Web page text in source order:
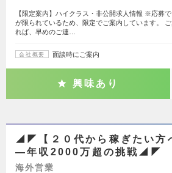
【限定案内】ハイクラス・非公開求人情報 ※応募
が限られているため、限定でご案内しています。
れば、早めのご連…
会社概要 面談時にご案内
興味あり
◢◤【２０代から稼ぎたい
―年収2000万超の挑戦◢◤
海外営業